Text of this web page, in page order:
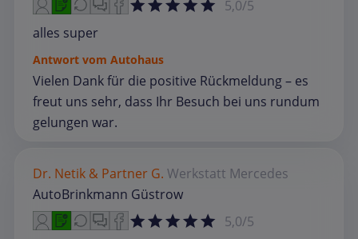
5,0/5
alles super
Antwort vom Autohaus
Vielen Dank für die positive Rückmeldung – es
freut uns sehr, dass Ihr Besuch bei uns rundum
gelungen war.
Dr. Netik & Partner G. Werkstatt Mercedes
AutoBrinkmann Güstrow
5,0/5